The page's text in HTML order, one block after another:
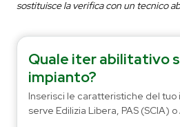
sostituisce la verifica con un tecnico
Quale iter abilitativo
impianto?
Inserisci le caratteristiche del tuo
serve Edilizia Libera, PAS (SCIA)